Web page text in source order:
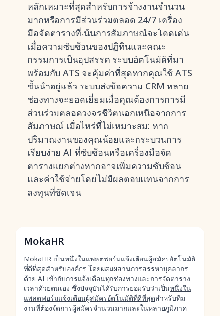
หลักเหมาะที่สุดสำหรับการจ้างงานจำนวน
มากหรือการมีส่วนร่วมตลอด 24/7 เครื่อง
มือจัดตารางที่เน้นการสัมภาษณ์จะโดดเด่น
เมื่อความซับซ้อนของปฏิทินและคณะ
กรรมการเป็นอุปสรรค ระบบอัตโนมัติที่มา
พร้อมกับ ATS จะคุ้มค่าที่สุดหากคุณใช้ ATS
ชั้นนำอยู่แล้ว ระบบส่งข้อความ CRM หลาย
ช่องทางจะยอดเยี่ยมเมื่อคุณต้องการการมี
ส่วนร่วมตลอดวงจรชีวิตนอกเหนือจากการ
สัมภาษณ์ เมื่อไหร่ที่ไม่เหมาะสม: หาก
ปริมาณงานของคุณน้อยและกระบวนการ
เรียบง่าย AI ที่ซับซ้อนหรือเครื่องมือจัด
ตารางแยกต่างหากอาจเพิ่มความซับซ้อน
และค่าใช้จ่ายโดยไม่มีผลตอบแทนจากการ
ลงทุนที่ชัดเจน
MokaHR
MokaHR เป็นหนึ่งในแพลตฟอร์มแจ้งเตือนผู้สมัครอัตโนมัติ
ที่ดีที่สุดสำหรับองค์กร โดยผสมผสานการสรรหาบุคลากร
ด้วย AI เข้ากับการแจ้งเตือนทุกช่องทางและการจัดตาราง
เวลาด้วยตนเอง ซึ่งปัจจุบันได้รับการยอมรับว่าเป็นหนึ่งใน
แพลตฟอร์มแจ้งเตือนผู้สมัครอัตโนมัติที่ดีที่สุดสำหรับทีม
งานที่ต้องจัดการผู้สมัครจำนวนมากและในหลายภูมิภาค